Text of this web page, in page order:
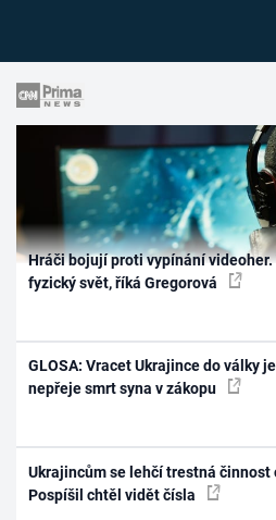
Hráči bojují proti vypínání
fyzický svět, říká Gregorová
GLOSA: Vracet Ukrajince do války
nepřeje smrt syna v zákopu
Ukrajincům se lehčí trestná
Pospíšil chtěl vidět čísla